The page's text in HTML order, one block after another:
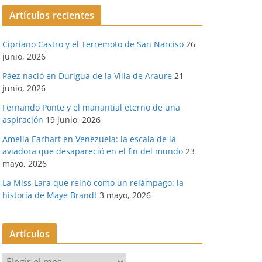
Artículos recientes
Cipriano Castro y el Terremoto de San Narciso 26
junio, 2026
Páez nació en Durigua de la Villa de Araure 21
junio, 2026
Fernando Ponte y el manantial eterno de una
aspiración 19 junio, 2026
Amelia Earhart en Venezuela: la escala de la
aviadora que desapareció en el fin del mundo 23
mayo, 2026
La Miss Lara que reinó como un relámpago: la
historia de Maye Brandt 3 mayo, 2026
Artículos